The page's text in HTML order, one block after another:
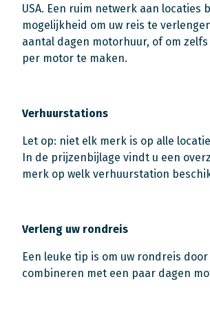
USA. Een ruim netwerk aan locaties
mogelijkheid om uw reis te
aantal dagen motorhuur, of om zelfs
per motor te maken.
Verhuurstations
Let op: niet elk merk is op alle
In de prijzenbijlage vindt u een
merk op welk verhuurstation
Verleng uw rondreis
Een leuke tip is om uw rondreis door
combineren met een paar dagen